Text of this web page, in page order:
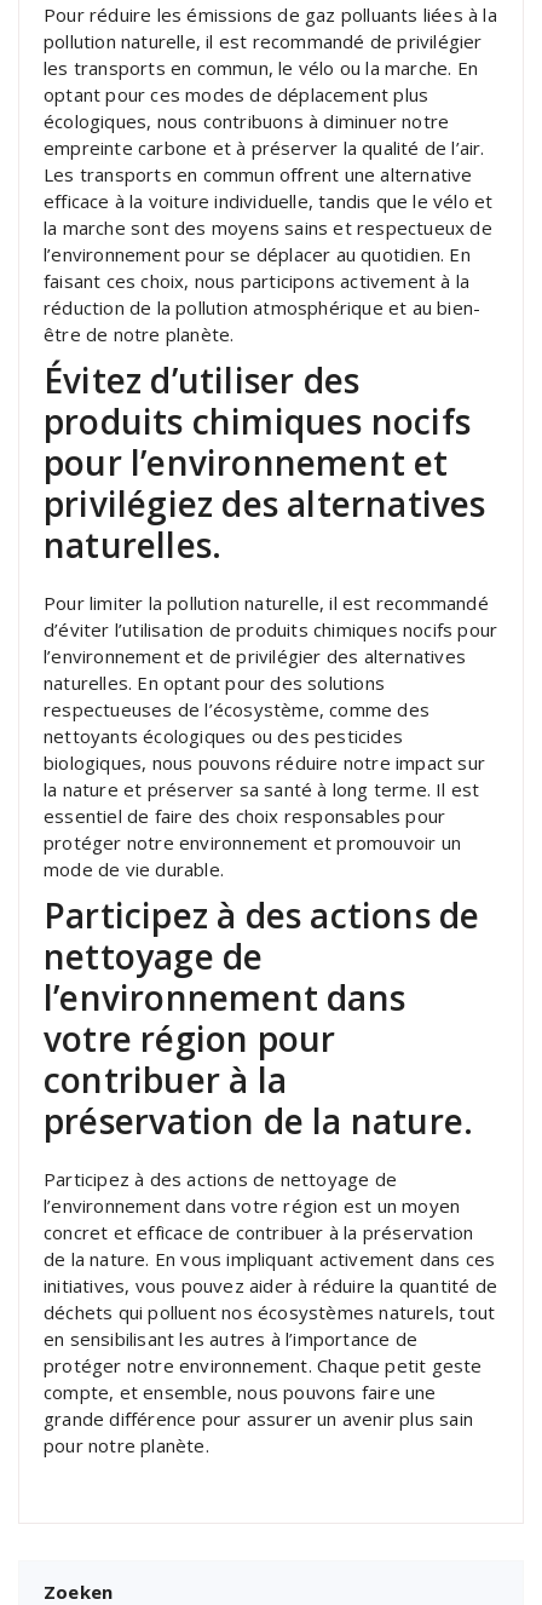
Pour réduire les émissions de gaz polluants liées à la
pollution naturelle, il est recommandé de privilégier
les transports en commun, le vélo ou la marche. En
optant pour ces modes de déplacement plus
écologiques, nous contribuons à diminuer notre
empreinte carbone et à préserver la qualité de l’air.
Les transports en commun offrent une alternative
efficace à la voiture individuelle, tandis que le vélo et
la marche sont des moyens sains et respectueux de
l’environnement pour se déplacer au quotidien. En
faisant ces choix, nous participons activement à la
réduction de la pollution atmosphérique et au bien-
être de notre planète.
Évitez d’utiliser des
produits chimiques nocifs
pour l’environnement et
privilégiez des alternatives
naturelles.
Pour limiter la pollution naturelle, il est recommandé
d’éviter l’utilisation de produits chimiques nocifs pour
l’environnement et de privilégier des alternatives
naturelles. En optant pour des solutions
respectueuses de l’écosystème, comme des
nettoyants écologiques ou des pesticides
biologiques, nous pouvons réduire notre impact sur
la nature et préserver sa santé à long terme. Il est
essentiel de faire des choix responsables pour
protéger notre environnement et promouvoir un
mode de vie durable.
Participez à des actions de
nettoyage de
l’environnement dans
votre région pour
contribuer à la
préservation de la nature.
Participez à des actions de nettoyage de
l’environnement dans votre région est un moyen
concret et efficace de contribuer à la préservation
de la nature. En vous impliquant activement dans ces
initiatives, vous pouvez aider à réduire la quantité de
déchets qui polluent nos écosystèmes naturels, tout
en sensibilisant les autres à l’importance de
protéger notre environnement. Chaque petit geste
compte, et ensemble, nous pouvons faire une
grande différence pour assurer un avenir plus sain
pour notre planète.
Zoeken